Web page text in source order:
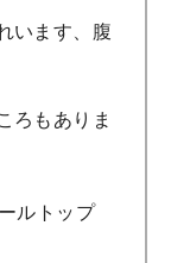
います、腹
ろもありま
ルトップ